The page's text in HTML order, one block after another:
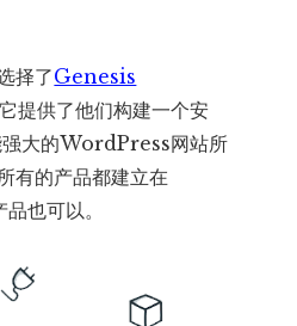
择了Genesis
供了他们构建一个安
强大的WordPress网站所
有的产品都建立在
也可以。